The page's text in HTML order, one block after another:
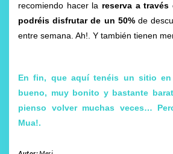
recomiendo hacer la reserva a
podréis disfrutar de un 50%de
entre semana. Ah!. Y también tienen
En fin, que aquí tenéis un sitio
bueno, muy bonito y bastante
pienso volver muchas veces…
Mua!.